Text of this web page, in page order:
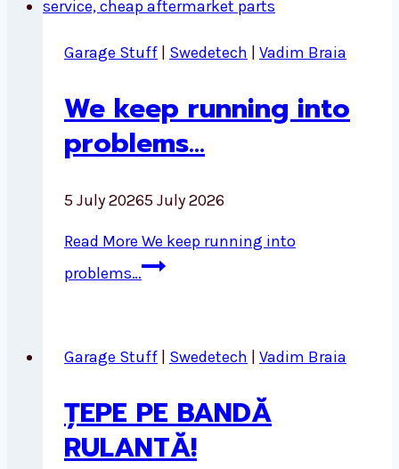
Garage Stuff Swedetech Vadim Braia
We keep running into
problems…
5 July 20265 July 2026
Read More We keep running into
problems…
Garage Stuff Swedetech Vadim Braia
ȚEPE PE BANDĂ
RULANTĂ!